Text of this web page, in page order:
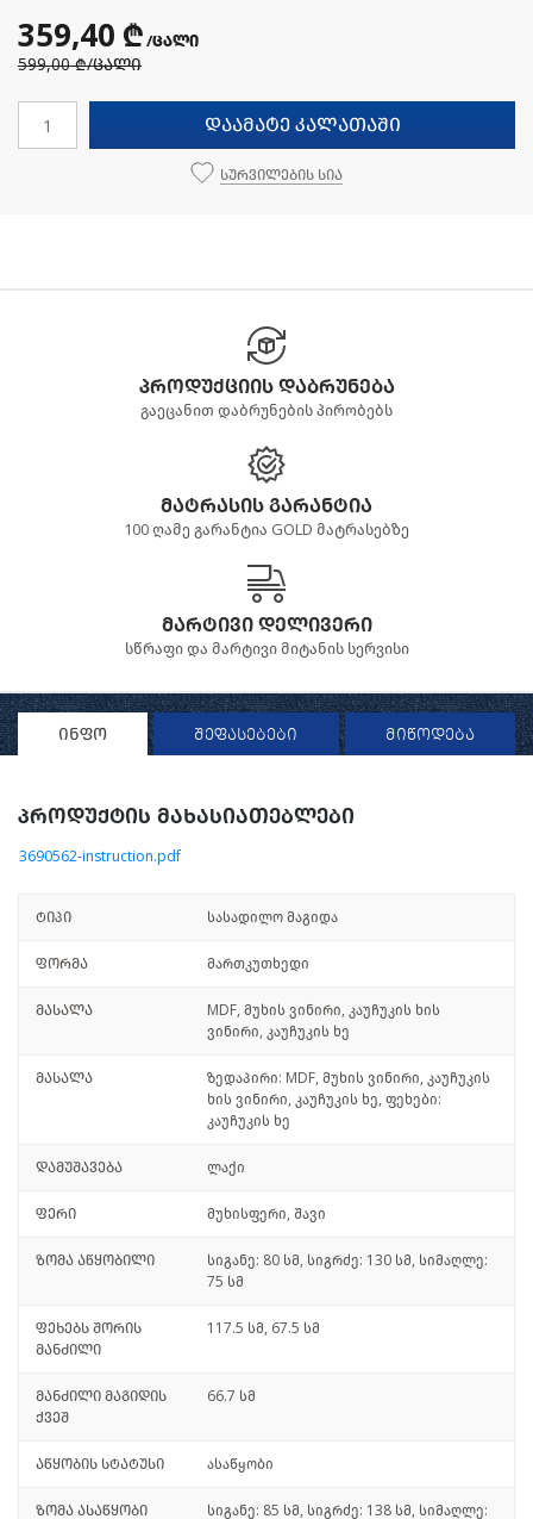
359,40 ₾ /ცალი
599,00 ₾/ცალი
დაამატე კალათაში
სურვილების სია
პროდუქციის დაბრუნება
გაეცანით დაბრუნების პირობებს
მატრასის გარანტია
100 ღამე გარანტია GOLD მატრასებზე
მარტივი დელივერი
სწრაფი და მარტივი მიტანის სერვისი
ინფო შეფასებები მიწოდება
პროდუქტის მახასიათებლები
3690562-instruction.pdf
ტიპი სასადილო მაგიდა
ფორმა მართკუთხედი
მასალა
MDF, მუხის ვინირი, კაუჩუკის ხის
ვინირი, კაუჩუკის ხე
მასალა
ზედაპირი: MDF, მუხის ვინირი, კაუჩუკის
ხის ვინირი, კაუჩუკის ხე, ფეხები:
კაუჩუკის ხე
დამუშავება ლაქი
ფერი მუხისფერი, შავი
ზომა აწყობილი
სიგანე: 80 სმ, სიგრძე: 130 სმ, სიმაღლე:
75 სმ
ფეხებს შორის
მანძილი
117.5 სმ, 67.5 სმ
მანძილი მაგიდის
ქვეშ
66.7 სმ
აწყობის სტატუსი ასაწყობი
ზომა ასაწყობი სიგანე: 85 სმ, სიგრძე: 138 სმ, სიმაღლე: